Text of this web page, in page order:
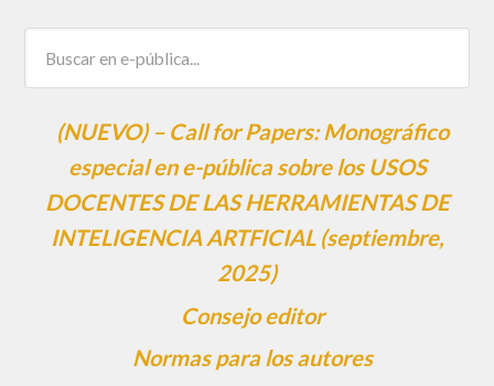
(NUEVO) – Call for Papers: Monográfico
especial en e-pública sobre los USOS
DOCENTES DE LAS HERRAMIENTAS DE
INTELIGENCIA ARTFICIAL (septiembre,
2025)
Consejo editor
Normas para los autores